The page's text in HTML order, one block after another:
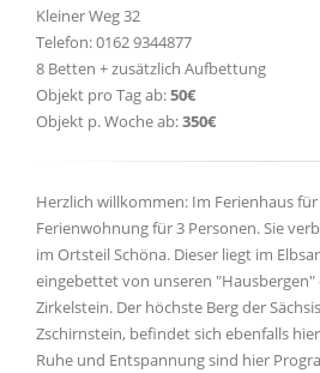
Kleiner Weg 32
Telefon: 0162 9344877
8 Betten + zusätzlich Aufbettung
Objekt pro Tag ab:50€
Objekt p. Woche ab:350€
Herzlich willkommen: Im Ferienhaus
Ferienwohnung für 3 Personen. Sie
im Ortsteil Schöna. Dieser liegt im
eingebettet von unseren
Zirkelstein. Der höchste Berg der
Zschirnstein, befindet sich ebenfalls
Ruhe und Entspannung sind hier